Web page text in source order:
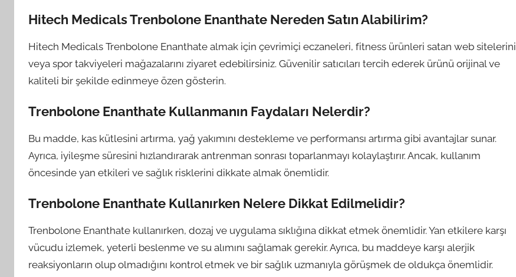
Hitech Medicals Trenbolone Enanthate Nereden Satın Alabilirim?
Hitech Medicals Trenbolone Enanthate almak için çevrimiçi eczaneleri, fitness ürünleri satan web sitelerini
veya spor takviyeleri mağazalarını ziyaret edebilirsiniz. Güvenilir satıcıları tercih ederek ürünü orijinal ve
kaliteli bir şekilde edinmeye özen gösterin.
Trenbolone Enanthate Kullanmanın Faydaları Nelerdir?
Bu madde, kas kütlesini artırma, yağ yakımını destekleme ve performansı artırma gibi avantajlar sunar.
Ayrıca, iyileşme süresini hızlandırarak antrenman sonrası toparlanmayı kolaylaştırır. Ancak, kullanım
öncesinde yan etkileri ve sağlık risklerini dikkate almak önemlidir.
Trenbolone Enanthate Kullanırken Nelere Dikkat Edilmelidir?
Trenbolone Enanthate kullanırken, dozaj ve uygulama sıklığına dikkat etmek önemlidir. Yan etkilere karşı
vücudu izlemek, yeterli beslenme ve su alımını sağlamak gerekir. Ayrıca, bu maddeye karşı alerjik
reaksiyonların olup olmadığını kontrol etmek ve bir sağlık uzmanıyla görüşmek de oldukça önemlidir.